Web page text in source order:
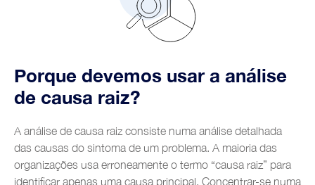
Competências e Certificações
Parcerias
Growing Productivity
Consulting Services
Asset Management
Excelência Operacional
Manutenção e Fiabilidade
Transformação Digital
Farmaceutica
Sector aeroportuário
Resources
Videos
Blog
Porque devemos usar a análise
de causa raiz?
A análise de causa raiz consiste numa análise detalhada
das causas do sintoma de um problema. A maioria das
organizações usa erroneamente o termo “causa raiz” para
identificar apenas uma causa principal. Concentrar-se numa